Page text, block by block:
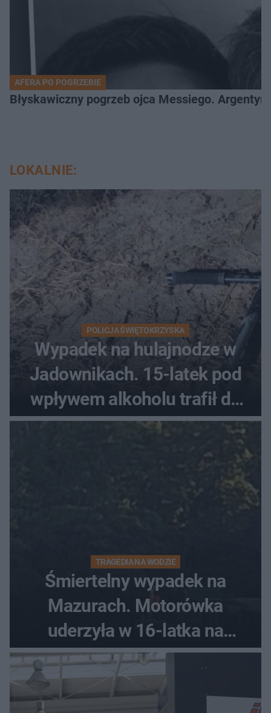
AFERA PO POGRZEBIE
Błyskawiczny pogrzeb ojca Messiego.
LOKALNIE:
POLICJA ŚWIĘTOKRZYSKA
Wypadek na hulajnodze w
Jadownikach. 15-latek pod
wpływem alkoholu trafił do
szpitala
TRAGEDIA NA WODZIE
Śmiertelny wypadek na
Mazurach. Motorówka
uderzyła w 16-latka na
skuterze